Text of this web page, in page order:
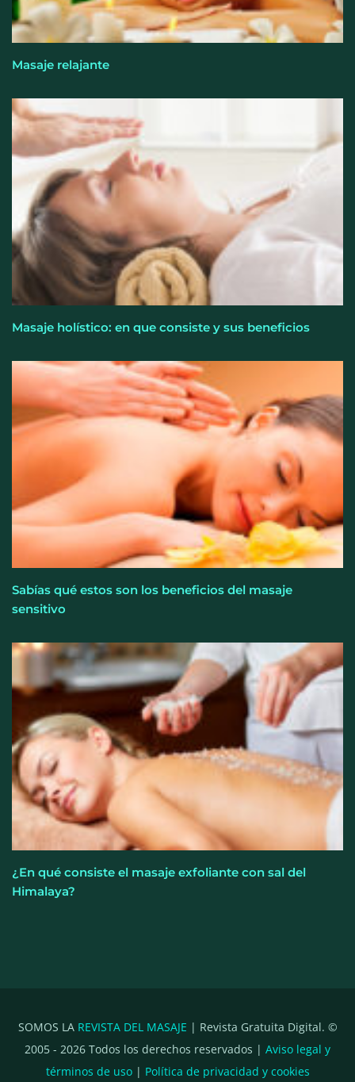
Perfumería Laura incorpora Nasomatto a su
selección de perfumería nicho
Masaje relajante
Masaje holístico: en que consiste y sus beneficios
Sabías qué estos son los beneficios del masaje
sensitivo
¿En qué consiste el masaje exfoliante con sal del
Himalaya?
SOMOS LA REVISTA DEL MASAJE | Revista Gratuita Digital. ©
2005 - 2026 Todos los derechos reservados | Aviso legal y
términos de uso| Política de privacidad y cookies